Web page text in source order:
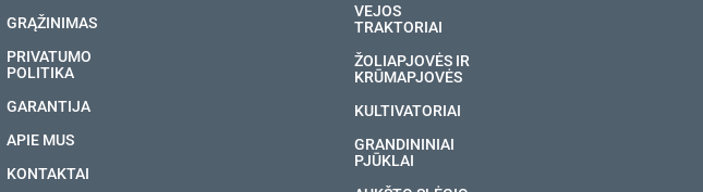
GRĄŽINIMAS
PRIVATUMO
POLITIKA
GARANTIJA
APIE MUS
KONTAKTAI
VEJOS
TRAKTORIAI
ŽOLIAPJOVĖS IR
KRŪMAPJOVĖS
KULTIVATORIAI
GRANDININIAI
PJŪKLAI